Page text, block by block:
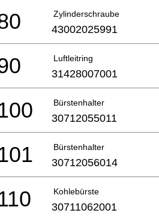
Zylinderschraube
43002025991
Luftleitring
31428007001
Bürstenhalter
30712055011
Bürstenhalter
30712056014
Kohlebürste
30711062001